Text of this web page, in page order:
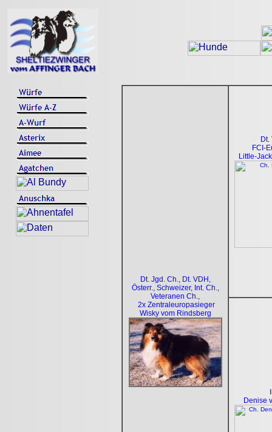
Dt. Jgd. Ch., Dt. VDH,
Österr., Schweizer, Int. Ch.,
Veteranen Ch.,
2x Zentraleuropasieger
Wisky vom Rindsberg
Dt.
FCI-
Little-
Denise